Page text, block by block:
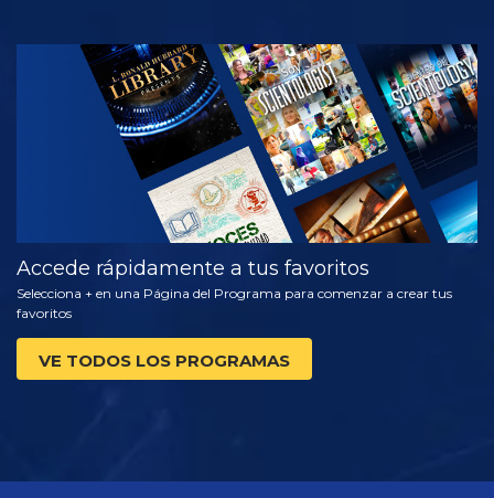
VE
EXPLORA LAS
SERIES
Accede rápidamente a tus favoritos
Selecciona + en una Página del Programa para comenzar a crear tus
favoritos
VE TODOS LOS PROGRAMAS